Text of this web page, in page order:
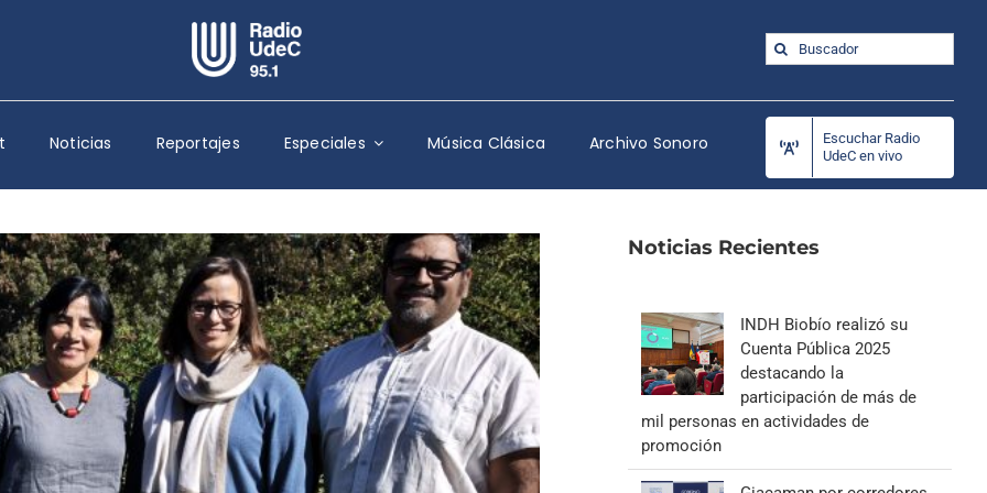
Escuchar Radio UdeC en vivo
Quiénes Somos
Programación
Podcast
Noticias
Reportajes
Columnas
Música Clásica
Especiales
Buscar:
Noticias Reportajes Especiales Música Clásica Archivo Sonoro
Escuchar Radio
UdeC en vivo
Noticias Recientes
INDH Biobío realizó su
Cuenta Pública 2025
destacando la
participación de más de
mil personas en actividades de
promoción